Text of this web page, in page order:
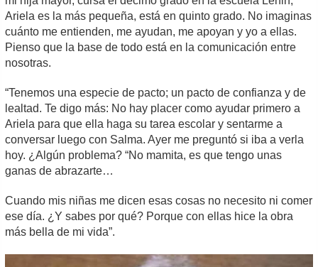
Ariela es la más pequeña, está en quinto grado. No imaginas
cuánto me entienden, me ayudan, me apoyan y yo a ellas.
Pienso que la base de todo está en la comunicación entre
nosotras.
“Tenemos una especie de pacto; un pacto de confianza y de
lealtad. Te digo más: No hay placer como ayudar primero a
Ariela para que ella haga su tarea escolar y sentarme a
conversar luego con Salma. Ayer me preguntó si iba a verla
hoy. ¿Algún problema? “No mamita, es que tengo unas
ganas de abrazarte…
Cuando mis niñas me dicen esas cosas no necesito ni comer
ese día. ¿Y sabes por qué? Porque con ellas hice la obra
más bella de mi vida”.